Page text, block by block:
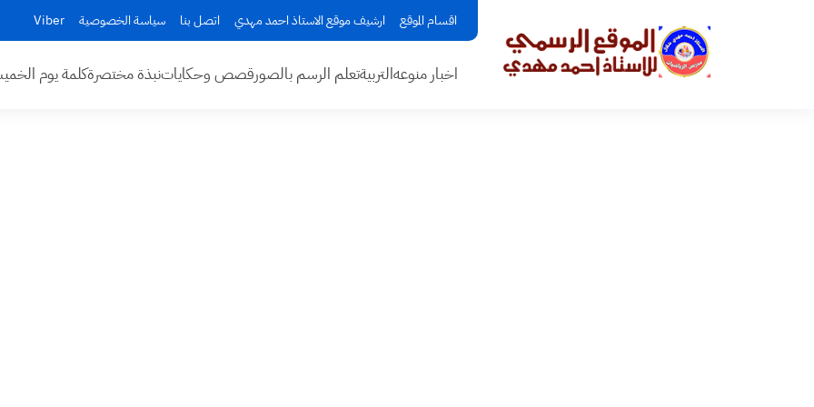
اقسام الموقع ارشيف موقع الاستاذ احمد مهدي اتصل بنا سياسة الخصوصية Viber
اخبار منوعهالتربيةتعلم الرسم بالصورقصص وحكاياتنبذة مختصرةكلمة يوم